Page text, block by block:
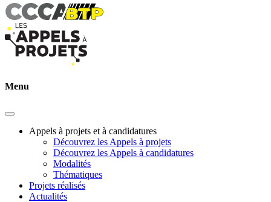
Menu
Appels à projets et à candidatures
Découvrez les Appels à projets
Découvrez les Appels à candidatures
Modalités
Thématiques
Projets réalisés
Actualités